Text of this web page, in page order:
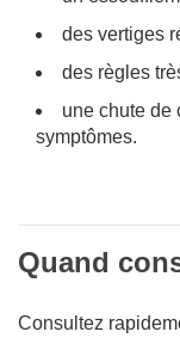
des vertiges
des règles
une chute de
symptômes.
Quand
Consultez